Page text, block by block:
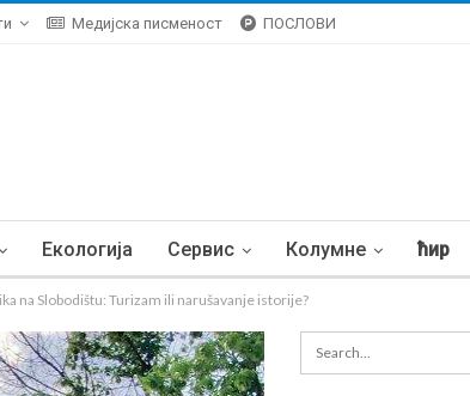
Медијска писменост ПОСЛОВИ
Екологија Сервис Колумне ћир
na Slobodištu: Turizam ili narušavanje istorije?